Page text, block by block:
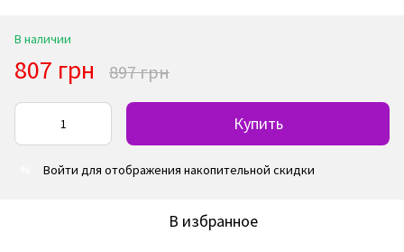
В наличии
807 грн 897 грн
Купить
Войти для отображения накопительной скидки
В избранное